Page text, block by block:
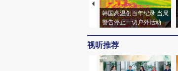
韩国高温创百年纪录 当局
警告停止一切户外活动
视听推荐